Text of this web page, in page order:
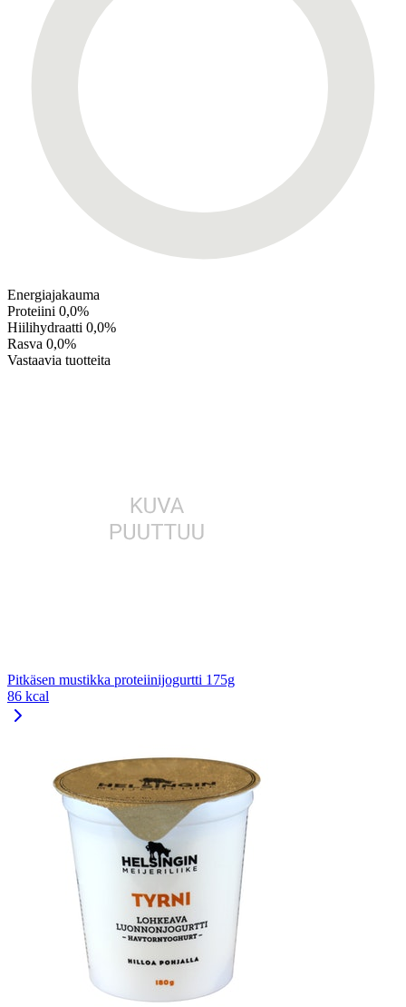
Energiajakauma
Proteiini 0,0%
Hiilihydraatti 0,0%
Rasva 0,0%
Vastaavia tuotteita
Pitkäsen mustikka proteiinijogurtti 175g
86 kcal